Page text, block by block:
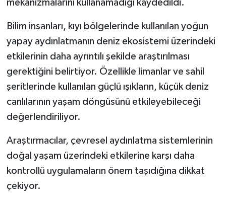
mekanizmalarını kullanamadığı kaydedildi.
Bilim insanları, kıyı bölgelerinde kullanılan yoğun
yapay aydınlatmanın deniz ekosistemi üzerindeki
etkilerinin daha ayrıntılı şekilde araştırılması
gerektiğini belirtiyor. Özellikle limanlar ve sahil
şeritlerinde kullanılan güçlü ışıkların, küçük deniz
canlılarının yaşam döngüsünü etkileyebileceği
değerlendiriliyor.
Araştırmacılar, çevresel aydınlatma sistemlerinin
doğal yaşam üzerindeki etkilerine karşı daha
kontrollü uygulamaların önem taşıdığına dikkat
çekiyor.